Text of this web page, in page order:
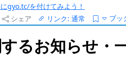
gyo.tc/を付けてみよう！
シェア リンク: 通常 ブッ